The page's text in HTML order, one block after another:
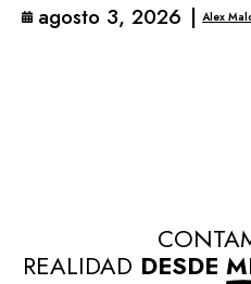
agosto 3, 2026 | Alex
REALIDAD DESDE